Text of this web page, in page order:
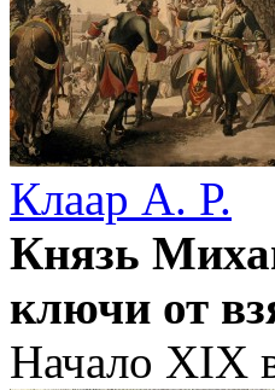
Клаар А. Р.
Князь
ключи от
Начало XIX